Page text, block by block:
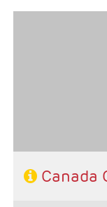
Canada